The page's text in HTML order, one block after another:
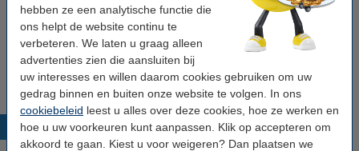
hebben ze een analytische functie die
ons helpt de website continu te
verbeteren. We laten u graag alleen
advertenties zien die aansluiten bij
uw interesses en willen daarom cookies gebruiken om uw
gedrag binnen en buiten onze website te volgen. In ons
cookiebeleid leest u alles over deze cookies, hoe ze werken en
hoe u uw voorkeuren kunt aanpassen. Klik op accepteren om
akkoord te gaan. Kiest u voor weigeren? Dan plaatsen we
Winstpakker! 9+3 gratis
Aanbieding: 12x 123inkt zelfklevende notes lila
76 x 127 mm
€ 20,25
Populaire producten